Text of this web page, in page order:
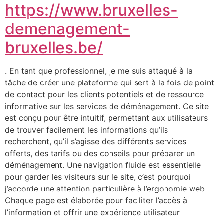
https://www.bruxelles-
demenagement-
bruxelles.be/
. En tant que professionnel, je me suis attaqué à la
tâche de créer une plateforme qui sert à la fois de point
de contact pour les clients potentiels et de ressource
informative sur les services de déménagement. Ce site
est conçu pour être intuitif, permettant aux utilisateurs
de trouver facilement les informations qu’ils
recherchent, qu’il s’agisse des différents services
offerts, des tarifs ou des conseils pour préparer un
déménagement. Une navigation fluide est essentielle
pour garder les visiteurs sur le site, c’est pourquoi
j’accorde une attention particulière à l’ergonomie web.
Chaque page est élaborée pour faciliter l’accès à
l’information et offrir une expérience utilisateur